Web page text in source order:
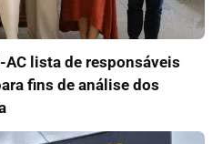
AC lista de responsáveis
fins de análise dos